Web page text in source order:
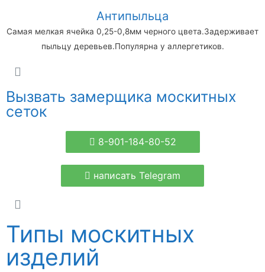
Антипыльца
Самая мелкая ячейка 0,25-0,8мм черного цвета.Задерживает
пыльцу деревьев.Популярна у аллергетиков.
Вызвать замерщика москитных
сеток
8-901-184-80-52
написать Telegram
Типы москитных
изделий